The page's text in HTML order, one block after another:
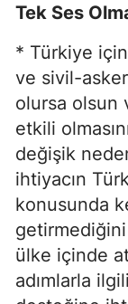
Tek Ses
* Türkiye
ve sivil-
olursa olsun
etkili
değişik
ihtiyacın
konusunda
getirmediğini
ülke içinde
adımlarla